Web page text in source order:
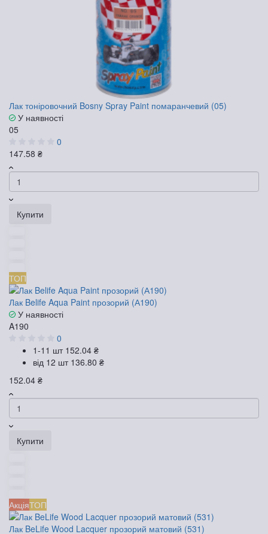
Лак тоніровочний Bosny Spray Paint помаранчевий (05)
У наявності
05
0
147.58 ₴
Купити
ТОП
Лак Belife Aqua Paint прозорий (А190)
У наявності
A190
0
1-11 шт 152.04 ₴
від 12 шт 136.80 ₴
152.04 ₴
Купити
АкціяТОП
Лак BeLife Wood Lacquer прозорий матовий (531)